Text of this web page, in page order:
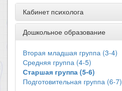
Кабинет психолога
Дошкольное образование
Вторая младшая группа (3-4)
Средняя группа (4-5)
Старшая группа (5-6)
Подготовительная группа (6-7)